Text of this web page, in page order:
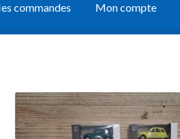
commandes Mon compte